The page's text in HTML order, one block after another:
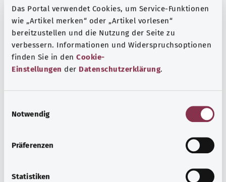
Das Portal verwendet Cookies, um Service-Funktionen
wie „Artikel merken“ oder „Artikel vorlesen“
bereitzustellen und die Nutzung der Seite zu
verbessern. Informationen und Widerspruchsoptionen
finden Sie in den Cookie-
Einstellungen der Datenschutzerklärung.
Notwendig
Präferenzen
Statistiken
Informationsangebote zu bestimmten
Mehr erfahren